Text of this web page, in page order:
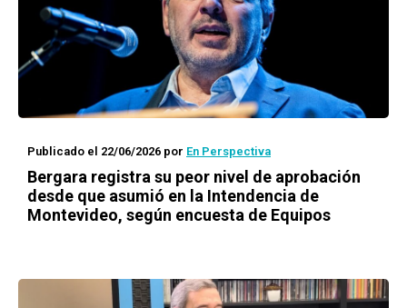
Publicado el 22/06/2026 por En Perspectiva
Bergara registra su peor nivel de aprobación
desde que asumió en la Intendencia de
Montevideo, según encuesta de Equipos